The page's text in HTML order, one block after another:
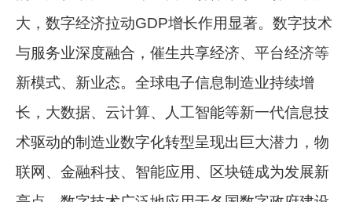
大，数字经济拉动GDP增长作用显著。数字技术
与服务业深度融合，催生共享经济、平台经济等
新模式、新业态。全球电子信息制造业持续增
长，大数据、云计算、人工智能等新一代信息技
术驱动的制造业数字化转型呈现出巨大潜力，物
联网、金融科技、智能应用、区块链成为发展新